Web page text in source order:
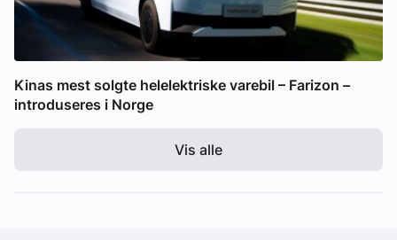
Kinas mest solgte helelektriske varebil – Farizon –
introduseres i Norge
Vis alle